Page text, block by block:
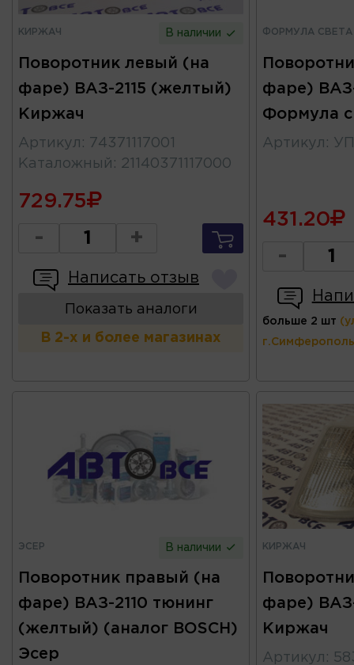
КИРЖАЧ В наличии
Поворотник левый (на
фаре) ВАЗ-2115 (желтый)
Киржач
Артикул :
74371117001
Каталожный : 21140371117000
729.75
- +
Написать отзыв
Показать аналоги
В 2-х и более магазинах
ФОРМУЛА СВЕТА
фаре)
Формула
Артикул :
431.20
-
больше 2 шт
ЭСЕР В наличии
Поворотник правый (на
фаре) ВАЗ-2110 тюнинг
(желтый) (аналог BOSCH)
Эсер
КИРЖАЧ
фаре)
Киржач
Артикул :